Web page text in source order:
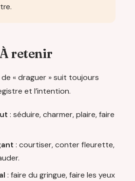
À retenir
« draguer » suit toujours
et l’intention.
: séduire, charmer, plaire, faire
: courtiser, conter fleurette,
: faire du gringue, faire les yeux